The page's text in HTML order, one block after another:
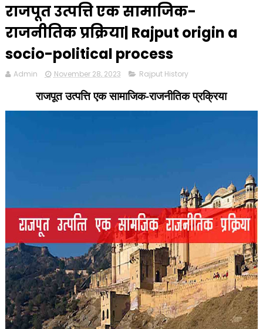
राजपूत उत्पत्ति एक सामाजिक-
राजनीतिक प्रक्रिया| Rajput origin a
socio-political process
Admin November 28, 2023 Rajput History
राजपूत उत्पत्ति एक सामाजिक-राजनीतिक प्रक्रिया